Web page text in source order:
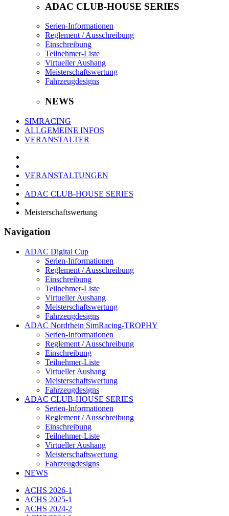
ADAC CLUB-HOUSE SERIES
Serien-Informationen
Reglement / Ausschreibung
Einschreibung
Teilnehmer-Liste
Virtueller Aushang
Meisterschaftswertung
Fahrzeugdesigns
NEWS
SIMRACING
ALLGEMEINE INFOS
VERANSTALTER
VERANSTALTUNGEN
ADAC CLUB-HOUSE SERIES
Meisterschaftswertung
Navigation
ADAC Digital Cup
Serien-Informationen
Reglement / Ausschreibung
Einschreibung
Teilnehmer-Liste
Virtueller Aushang
Meisterschaftswertung
Fahrzeugdesigns
ADAC Nordrhein SimRacing-TROPHY
Serien-Informationen
Reglement / Ausschreibung
Einschreibung
Teilnehmer-Liste
Virtueller Aushang
Meisterschaftswertung
Fahrzeugdesigns
ADAC CLUB-HOUSE SERIES
Serien-Informationen
Reglement / Ausschreibung
Einschreibung
Teilnehmer-Liste
Virtueller Aushang
Meisterschaftswertung
Fahrzeugdesigns
NEWS
ACHS 2026-1
ACHS 2025-1
ACHS 2024-2